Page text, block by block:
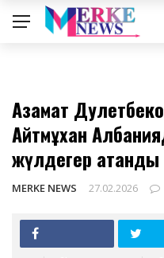
Азамат
Айтмұхан
жүлдегер атанды
MERKE NEWS 27.02.2026